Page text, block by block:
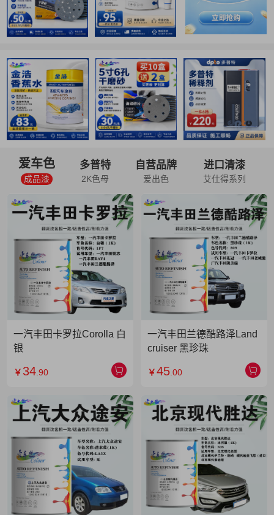
爱车色
成品漆
多普特
2K色母
自营品牌
爱出色
进口清漆
艾仕得系列
一汽丰田卡罗拉Corolla 白
银
￥ 34 .90
一汽丰田兰德酷路泽Land
cruiser 黑珍珠
￥45 .00